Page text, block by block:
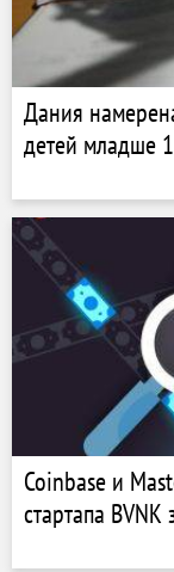
Дания
детей младше
Coinbase и
стартапа